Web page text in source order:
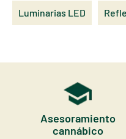
Luminarias LED
Asesoramiento
cannábico